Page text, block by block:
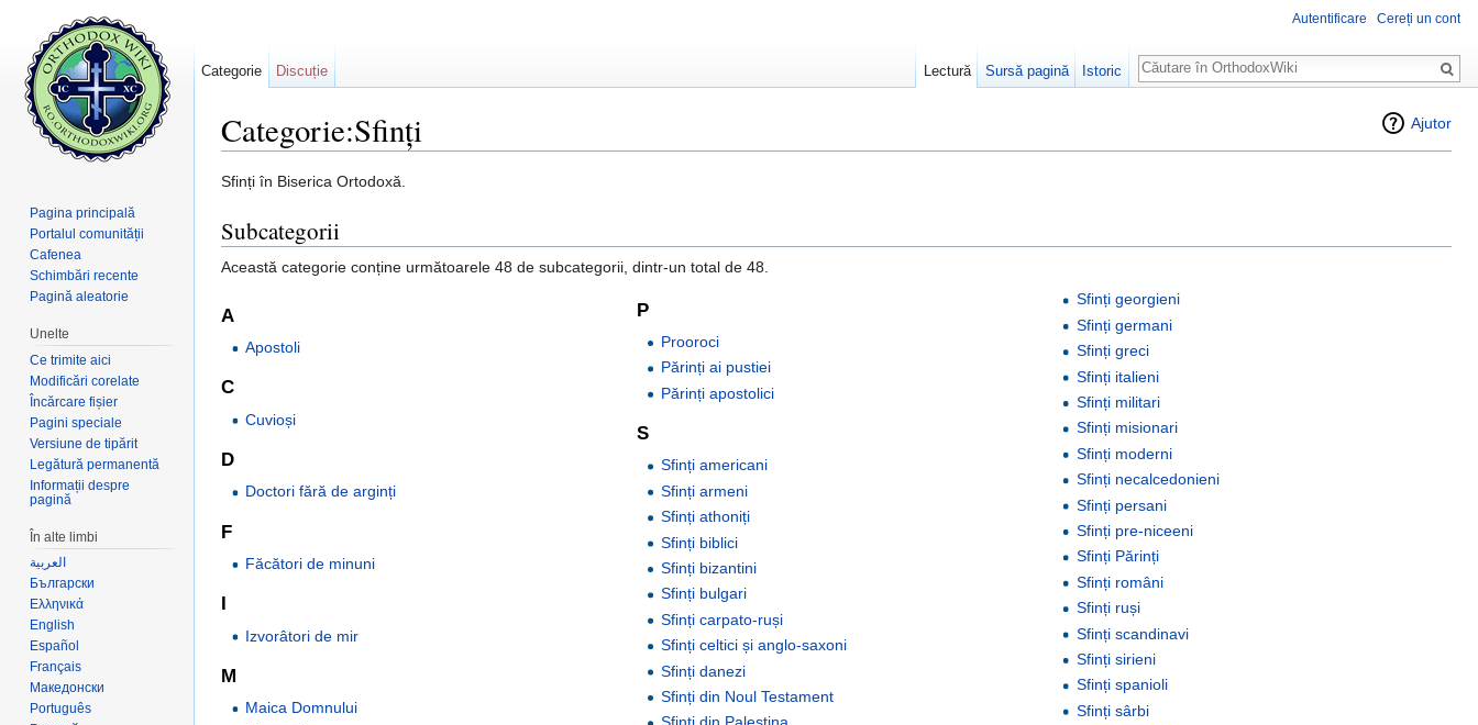
Ajutor
Categorie:Sfinți
Sfinți în Biserica Ortodoxă.
Subcategorii
Această categorie conține următoarele 48 de subcategorii, dintr-un total de 48.
A
Apostoli
C
Cuvioși
D
Doctori fără de arginți
F
Făcători de minuni
Izvorâtori de mir
M
Maica Domnului
P
Prooroci
Părinți ai pustiei
Părinți apostolici
S
Sfinți americani
Sfinți armeni
Sfinți athoniți
Sfinți biblici
Sfinți bizantini
Sfinți bulgari
Sfinți carpato-ruși
Sfinți celtici și anglo-saxoni
Sfinți danezi
Sfinți din Noul Testament
Sfinți georgieni
Sfinți germani
Sfinți greci
Sfinți italieni
Sfinți militari
Sfinți misionari
Sfinți moderni
Sfinți necalcedonieni
Sfinți persani
Sfinți pre-niceeni
Sfinți Părinți
Sfinți români
Sfinți ruși
Sfinți scandinavi
Sfinți sirieni
Sfinți spanioli
Sfinți sârbi
Autentificare Cereți un cont
Categorie Discuție Lectură Sursă pagină Istoric
Căutare
Pagina principală
Portalul comunității
Cafenea
Schimbări recente
Pagină aleatorie
Unelte
Ce trimite aici
Modificări corelate
Încărcare fișier
Pagini speciale
Versiune de tipărit
Legătură permanentă
Informații despre
pagină
În alte limbi
العربية
Български
Ελληνικά
English
Español
Français
Македонски
Português